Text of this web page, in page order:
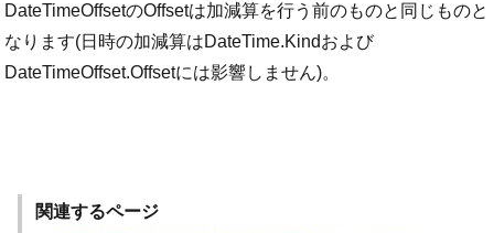
DateTimeOffsetのOffsetは加減算を行う前のものと同じものと
なります(日時の加減算はDateTime.Kindおよび
DateTimeOffset.Offsetには影響しません)。
関連するページ